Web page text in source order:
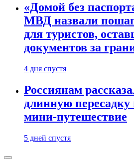
«Домой без
МВД назвали
для туристов,
документов за
4 дня спустя
Россиянам
длинную пересадку
мини-путешествие
5 дней спустя